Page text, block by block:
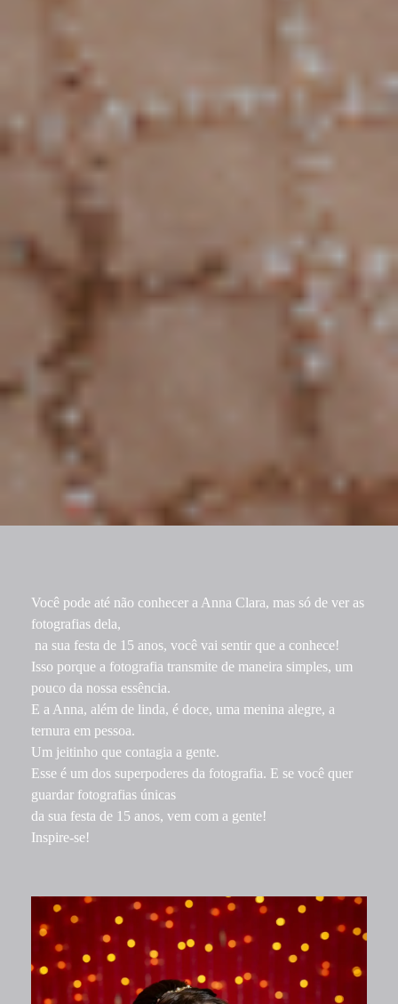
Você pode até não conhecer a Anna Clara, mas só de ver as
fotografias dela,
na sua festa de 15 anos, você vai sentir que a conhece!
Isso porque a fotografia transmite de maneira simples, um
pouco da nossa essência.
E a Anna, além de linda, é doce, uma menina alegre, a
ternura em pessoa.
Um jeitinho que contagia a gente.
Esse é um dos superpoderes da fotografia. E se você quer
guardar fotografias únicas
da sua festa de 15 anos, vem com a gente!
Inspire-se!